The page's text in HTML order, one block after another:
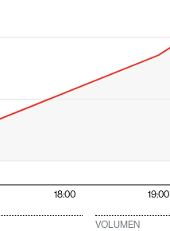
18:00 19:00
VOLUMEN